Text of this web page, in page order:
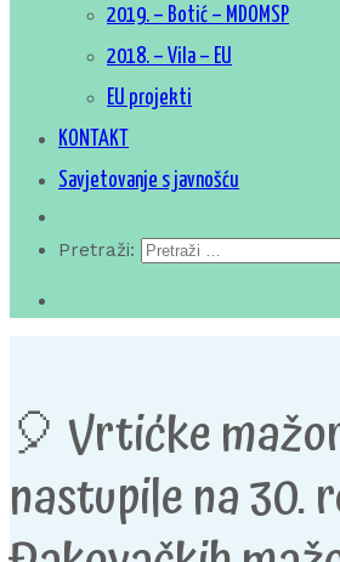
2019. – Botić – MDOMSP
2018. – Vila – EU
EU projekti
KONTAKT
Savjetovanje s javnošću
Pretraži:
🎈 Vrtićke
nastupile na 30.